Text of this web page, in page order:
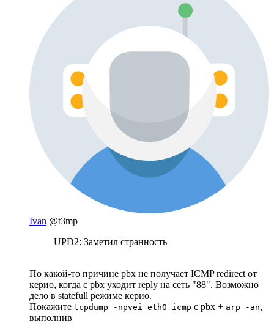
Ivan @t3mp
UPD2: Заметил странность
По какой-то причине pbx не получает ICMP redirect от
керио, когда с pbx уходит reply на сеть "88". Возможно
дело в statefull режиме керио.
Покажите tcpdump -npvei eth0 icmp с pbx + arp -an,
выполнив